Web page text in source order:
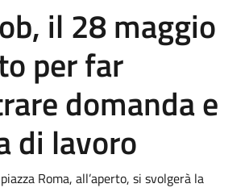
il 28 maggio
per far
domanda e
di lavoro
Roma, all’aperto, si svolgerà la